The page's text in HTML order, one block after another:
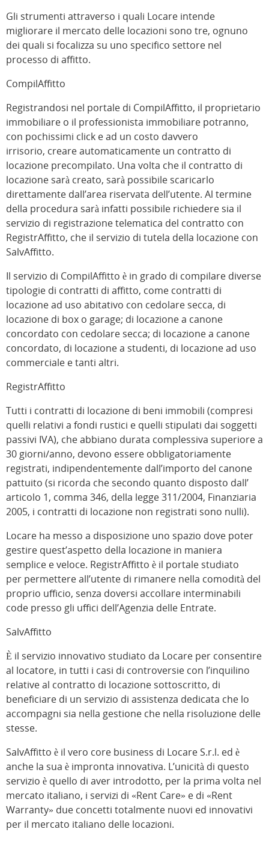
Gli strumenti attraverso i quali Locare intende
migliorare il mercato delle locazioni sono tre, ognuno
dei quali si focalizza su uno specifico settore nel
processo di affitto.
CompilAffitto
Registrandosi nel portale di CompilAffitto, il proprietario
immobiliare o il professionista immobiliare potranno,
con pochissimi click e ad un costo davvero
irrisorio, creare automaticamente un contratto di
locazione precompilato. Una volta che il contratto di
locazione sarà creato, sarà possibile scaricarlo
direttamente dall’area riservata dell’utente. Al termine
della procedura sarà infatti possibile richiedere sia il
servizio di registrazione telematica del contratto con
RegistrAffitto, che il servizio di tutela della locazione con
SalvAffitto.
Il servizio di CompilAffitto è in grado di compilare diverse
tipologie di contratti di affitto, come contratti di
locazione ad uso abitativo con cedolare secca, di
locazione di box o garage; di locazione a canone
concordato con cedolare secca; di locazione a canone
concordato, di locazione a studenti, di locazione ad uso
commerciale e tanti altri.
RegistrAffitto
Tutti i contratti di locazione di beni immobili (compresi
quelli relativi a fondi rustici e quelli stipulati dai soggetti
passivi IVA), che abbiano durata complessiva superiore a
30 giorni/anno, devono essere obbligatoriamente
registrati, indipendentemente dall’importo del canone
pattuito (si ricorda che secondo quanto disposto dall’
articolo 1, comma 346, della legge 311/2004, Finanziaria
2005, i contratti di locazione non registrati sono nulli).
Locare ha messo a disposizione uno spazio dove poter
gestire quest’aspetto della locazione in maniera
semplice e veloce. RegistrAffitto è il portale studiato
per permettere all’utente di rimanere nella comodità del
proprio ufficio, senza doversi accollare interminabili
code presso gli uffici dell’Agenzia delle Entrate.
SalvAffitto
È il servizio innovativo studiato da Locare per consentire
al locatore, in tutti i casi di controversie con l’inquilino
relative al contratto di locazione sottoscritto, di
beneficiare di un servizio di assistenza dedicata che lo
accompagni sia nella gestione che nella risoluzione delle
stesse.
SalvAffitto è il vero core business di Locare S.r.l. ed è
anche la sua è impronta innovativa. L’unicità di questo
servizio è quello di aver introdotto, per la prima volta nel
mercato italiano, i servizi di «Rent Care» e di «Rent
Warranty» due concetti totalmente nuovi ed innovativi
per il mercato italiano delle locazioni.